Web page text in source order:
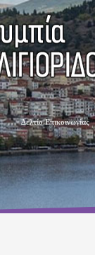
Δελτίο Επικοινωνίας